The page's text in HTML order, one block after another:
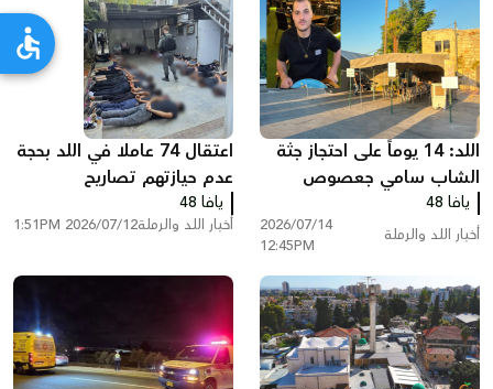
اللد: 14 يوماً على احتجاز جثة
الشاب سامي جعصوص
ودعوات للتضامن في خيمة
الاعتصام
يافا 48
أخبار اللد والرملة
2026/07/14
12:45PM
اعتقال 74 عاملا في اللد بحجة
عدم حيازتهم تصاريح
يافا 48
أخبار اللد والرملة2026/07/12 1:51PM